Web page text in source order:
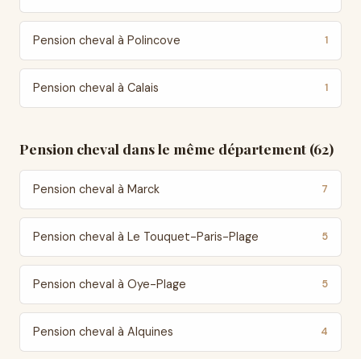
Pension cheval à Polincove 1
Pension cheval à Calais 1
Pension cheval dans le même département (62)
Pension cheval à Marck 7
Pension cheval à Le Touquet-Paris-Plage 5
Pension cheval à Oye-Plage 5
Pension cheval à Alquines 4